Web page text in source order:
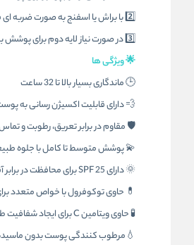
2️⃣ با براش یا اسفنج به صورت ضربه ای فید شود
3️⃣ در صورت نیاز لایه دوم برای پوشش بیشتر استفاده شود
🌟 ویژگی ها
🕒 ماندگاری بسیار بالا تا 32 ساعت
💨 دارای قابلیت اکسیژن رسانی به
🛡️ مقاوم در برابر تعریق، رطوبت و
💫 پوشش متوسط تا کامل با جلوه
🌞 دارای SPF 25 برای محافظت در برابر آفتاب
💊 حاوی توکوفرول با خواص متعدد
🧪 حاوی ویتامین C برای ایجاد شفافیت طبیعی
💧مرطوب کنندگی پوست بدون